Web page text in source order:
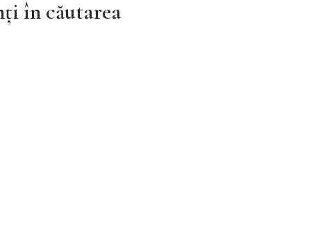
literă oferind